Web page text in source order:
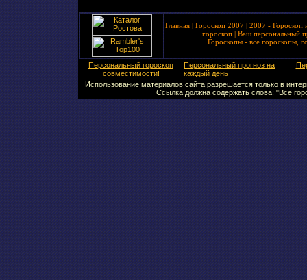
Главная | Гороскоп 2007 | 2007 - Гороскоп
гороскоп| Ваш персональный
Гороскопы - все гороскопы,
Персональный гороскоп
совместимости!
Персональный прогноз на
каждый день
Использование материалов сайта разрешается только в
Ссылка должна содержать слова: "Все